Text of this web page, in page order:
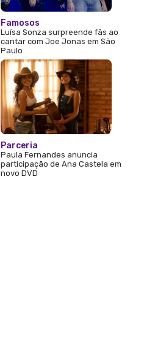
Famosos
Luísa Sonza surpreende fãs ao
cantar com Joe Jonas em São
Paulo
Parceria
Paula Fernandes anuncia
participação de Ana Castela em
novo DVD